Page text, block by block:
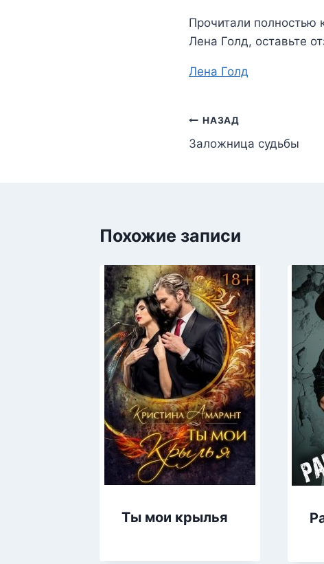
Прочитали полностью
Лена Голд, оставьте
Метки
Лена Голд
Навигация
по
НАЗАД
Заложница судьбы
Похожие записи
Ты мои крылья